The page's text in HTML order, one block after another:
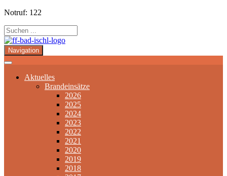
Notruf: 122
Navigation
Aktuelles
Brandeinsätze
2026
2025
2024
2023
2022
2021
2020
2019
2018